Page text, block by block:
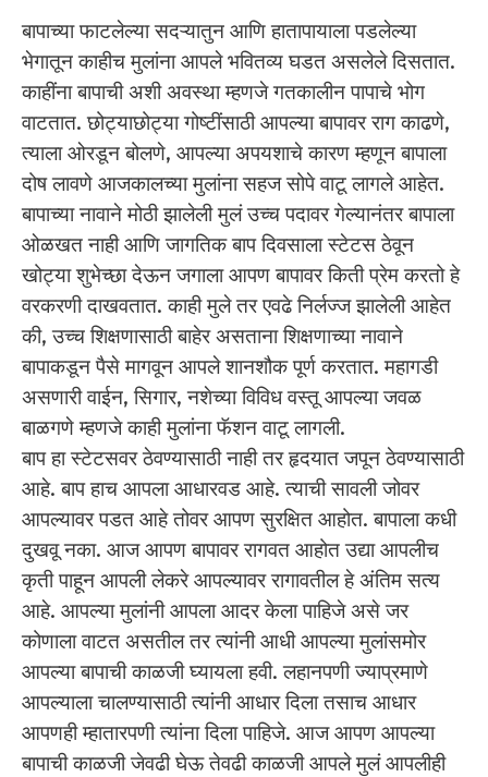
बापाच्या फाटलेल्या सदऱ्यातुन आणि हातापायाला पडलेल्या
भेगातून काहीच मुलांना आपले भवितव्य घडत असलेले दिसतात.
काहींना बापाची अशी अवस्था म्हणजे गतकालीन पापाचे भोग
वाटतात. छोट्याछोट्या गोष्टींसाठी आपल्या बापावर राग काढणे,
त्याला ओरडून बोलणे, आपल्या अपयशाचे कारण म्हणून बापाला
दोष लावणे आजकालच्या मुलांना सहज सोपे वाटू लागले आहेत.
बापाच्या नावाने मोठी झालेली मुलं उच्च पदावर गेल्यानंतर बापाला
ओळखत नाही आणि जागतिक बाप दिवसाला स्टेटस ठेवून
खोट्या शुभेच्छा देऊन जगाला आपण बापावर किती प्रेम करतो हे
वरकरणी दाखवतात. काही मुले तर एवढे निर्लज्ज झालेली आहेत
की, उच्च शिक्षणासाठी बाहेर असताना शिक्षणाच्या नावाने
बापाकडून पैसे मागवून आपले शानशौक पूर्ण करतात. महागडी
असणारी वाईन, सिगार, नशेच्या विविध वस्तू आपल्या जवळ
बाळगणे म्हणजे काही मुलांना फॅशन वाटू लागली.
बाप हा स्टेटसवर ठेवण्यासाठी नाही तर हृदयात जपून ठेवण्यासाठी
आहे. बाप हाच आपला आधारवड आहे. त्याची सावली जोवर
आपल्यावर पडत आहे तोवर आपण सुरक्षित आहोत. बापाला कधी
दुखवू नका. आज आपण बापावर रागवत आहोत उद्या आपलीच
कृती पाहून आपली लेकरे आपल्यावर रागावतील हे अंतिम सत्य
आहे. आपल्या मुलांनी आपला आदर केला पाहिजे असे जर
कोणाला वाटत असतील तर त्यांनी आधी आपल्या मुलांसमोर
आपल्या बापाची काळजी घ्यायला हवी. लहानपणी ज्याप्रमाणे
आपल्याला चालण्यासाठी त्यांनी आधार दिला तसाच आधार
आपणही म्हातारपणी त्यांना दिला पाहिजे. आज आपण आपल्या
बापाची काळजी जेवढी घेऊ तेवढी काळजी आपले मुलं आपलीही